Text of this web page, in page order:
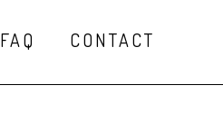
FAQ CONTACT